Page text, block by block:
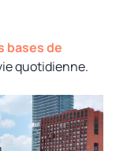
bases de
quotidienne.